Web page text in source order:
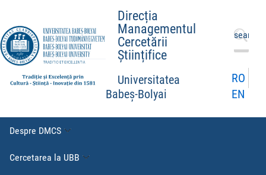
Direcția
Managementul
Cercetării
Științifice
Universitatea
Babeș-Bolyai
Caută
după:
RO
EN
Despre DMCS
Cercetarea la UBB